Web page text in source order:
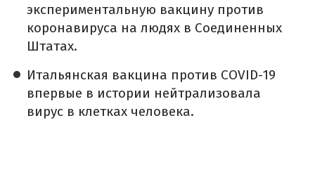
экспериментальную вакцину против
коронавируса на людях в Соединенных
Штатах.
Итальянская вакцина против COVID-19
впервые в истории нейтрализовала
вирус в клетках человека.